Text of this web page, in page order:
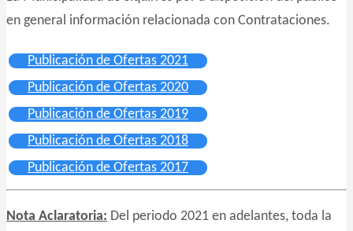
en general información relacionada con Contrataciones.
Publicación de Ofertas 2021
Publicación de Ofertas 2020
Publicación de Ofertas 2019
Publicación de Ofertas 2018
Publicación de Ofertas 2017
Nota Aclaratoria: Del periodo 2021 en adelantes, toda la